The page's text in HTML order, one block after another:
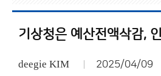
deegie KIM 2025/04/09